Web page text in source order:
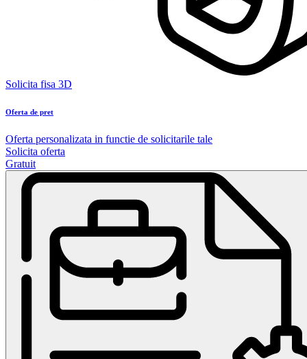
Solicita fisa 3D
Oferta de pret
Oferta personalizata in functie de solicitarile tale
Solicita oferta
Gratuit